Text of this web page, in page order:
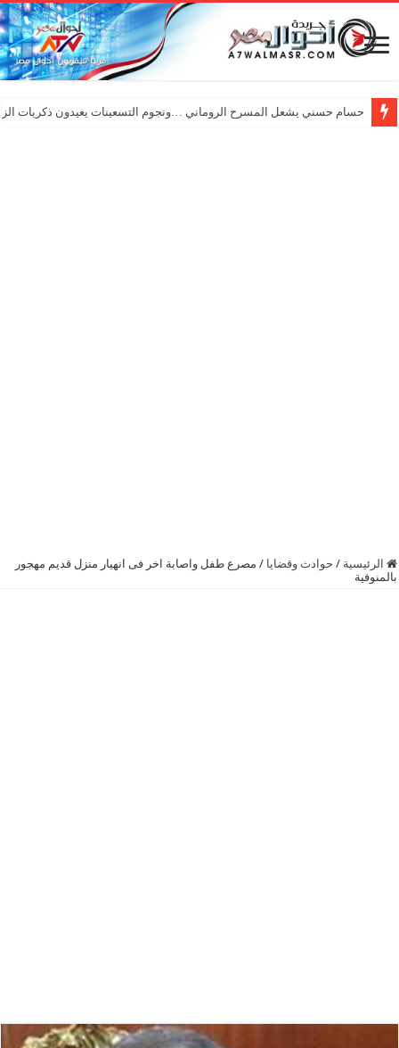
حسام حسني يشعل المسرح الروماني …ونجوم التسعينات يعيدون ذكريات
الرئيسية / حوادث وقضايا / مصرع طفل واصابة اخر فى انهيار منزل قديم مهجور
بالمنوفية